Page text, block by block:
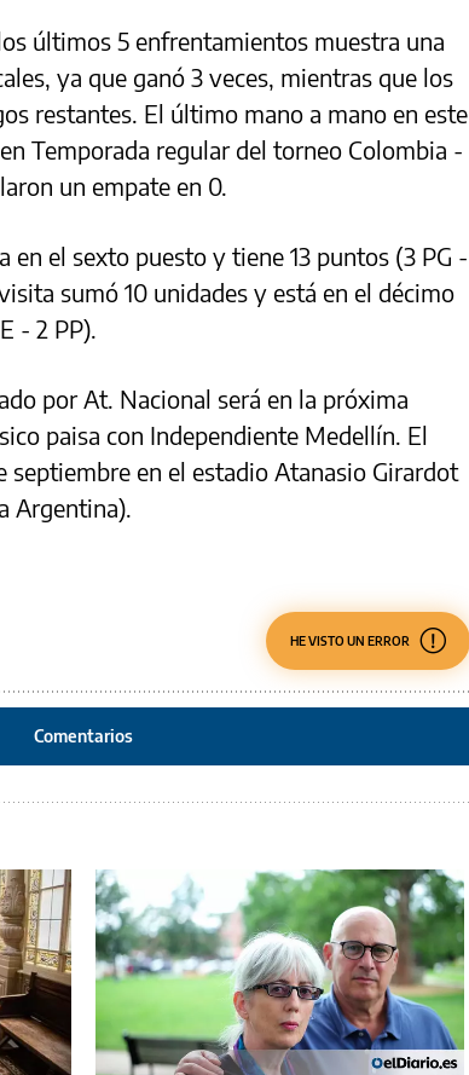
últimos 5 enfrentamientos muestra una
ya que ganó 3 veces, mientras que los
restantes. El último mano a mano en este
Temporada regular del torneo Colombia -
un empate en 0.
en el sexto puesto y tiene 13 puntos (3 PG -
sumó 10 unidades y está en el décimo
- 2 PP).
por At. Nacional será en la próxima
paisa con Independiente Medellín. El
septiembre en el estadio Atanasio Girardot
Argentina).
HE VISTO UN ERROR
Comentarios